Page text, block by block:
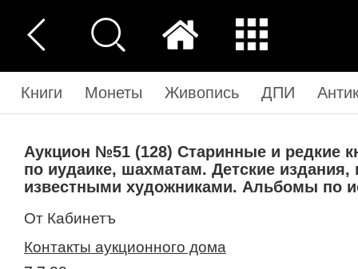
Книги Монеты Живопись ДПИ
Аукцион №51 (128) Старинные и редкие
по иудаике, шахматам. Детские
известными художниками. Альбомы по
от Кабинетъ
Контакты аукционного дома